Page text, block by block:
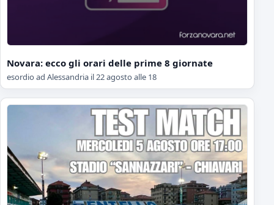
Novara: ecco gli orari delle prime 8 giornate
esordio ad Alessandria il 22 agosto alle 18